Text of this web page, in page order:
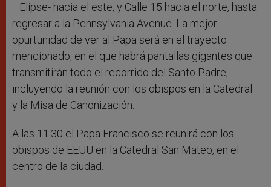
–Elipse- hacia el este, y Calle 15 hacia el norte, hasta
regresar a la Pennsylvania Avenue. La mejor
opurtunidad de ver al Papa será en el trayecto
mencionado, en el que habrá pantallas gigantes que
transmitirán todo el recorrido del Santo Padre,
incluyendo la reunión con los obispos en la Catedral
y la Misa de Canonización.
A las 11:30 el Papa Francisco se reunirá con los
obispos de EEUU en la Catedral San Mateo, en el
centro de la ciudad.